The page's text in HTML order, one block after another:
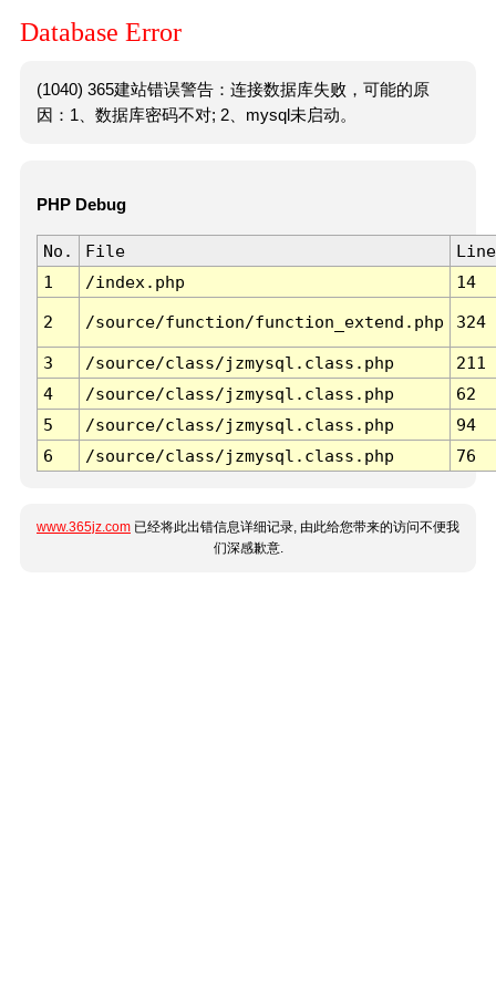
Database Error
(1040) 365建站错误警告：连接数据库失败，可能的原
因：1、数据库密码不对; 2、mysql未启动。
PHP Debug
No. File
Line
1
/index.php 14
2 /source/function/function_extend.php 324
3 /source/class/jzmysql.class.php
211
4
/source/class/jzmysql.class.php
62
5
/source/class/jzmysql.class.php
94
6
/source/class/jzmysql.class.php 76
www.365jz.com 已经将此出错信息详细记录, 由此给您带来的访问不便我
们深感歉意.